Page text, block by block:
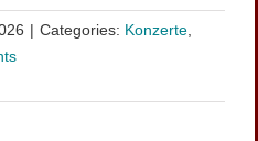
| Categories: Konzerte